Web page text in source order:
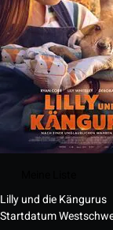
Lilly und die Kängurus
Startdatum